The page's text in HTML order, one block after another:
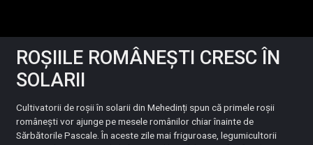
ROȘIILE ROMÂNEȘTI CRESC ÎN
SOLARII
Cultivatorii de roșii în solarii din Mehedinți spun că primele roșii
românești vor ajunge pe mesele românilor chiar înainte de
Sărbătorile Pascale. În aceste zile mai friguroase, legumicultorii